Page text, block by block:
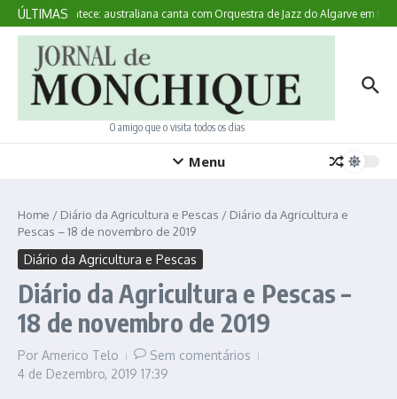
Ir para o conteúdo
ÚLTIMAS
Aqui Acontece: australiana canta com Orquestra de Jazz do Algarve em
O amigo que o visita todos os dias
Menu
Home / Diário da Agricultura e Pescas / Diário da Agricultura e
Pescas – 18 de novembro de 2019
Diário da Agricultura e Pescas
Diário da Agricultura e Pescas –
18 de novembro de 2019
Por Americo Telo
Sem comentários
4 de Dezembro, 2019 17:39